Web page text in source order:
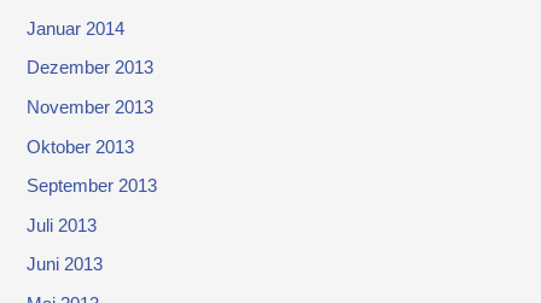
Januar 2014
Dezember 2013
November 2013
Oktober 2013
September 2013
Juli 2013
Juni 2013